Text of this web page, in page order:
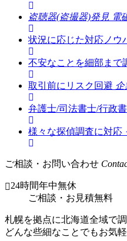
盗聴器(盗撮器)発見 電
状況に応じた対応ノウ
不安なことを細部まで
取引前にリスク回避
弁護士/司法書士/行政
様々な探偵調査に対応
ご相談・お問い合わせ
24時間年中無休
ご相談 ・ お見積無料
札幌を拠点に北海道全域で
どんな些細なことでもお気